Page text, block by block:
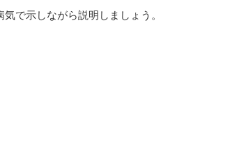
で示しながら説明しましょう。